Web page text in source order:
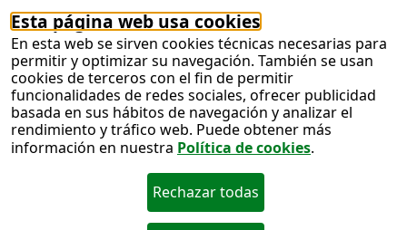
Esta página web usa cookies
En esta web se sirven cookies técnicas necesarias para
permitir y optimizar su navegación. También se usan
cookies de terceros con el fin de permitir
funcionalidades de redes sociales, ofrecer publicidad
basada en sus hábitos de navegación y analizar el
rendimiento y tráfico web. Puede obtener más
información en nuestra Política de cookies.